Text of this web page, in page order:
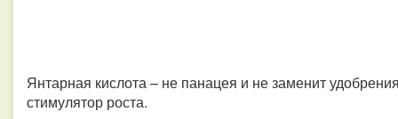
Янтарная кислота – не панацея и не заменит
стимулятор роста.